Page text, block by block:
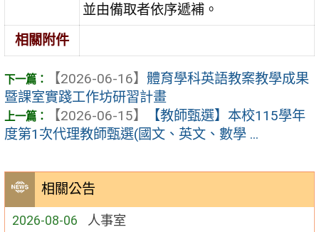
相關公告
2026-08-06 人事室
並由備取者依序遞補。
相關附件
【2026-06-16】 體育學科英語教案教學成果
暨課室實踐工作坊研習計畫
【2026-06-15】
【教師甄選】本校115學年
度第1次代理教師甄選(國文、英文、數學 ...